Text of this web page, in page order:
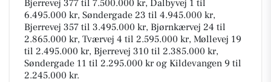
Bjerrevej 377 til 7.500.000 kr, Dalbyvej 1 til
6.495.000 kr, Søndergade 23 til 4.945.000 kr,
Bjerrevej 357 til 3.495.000 kr, Bjørnkærvej 24 til
2.865.000 kr, Tværvej 4 til 2.595.000 kr, Møllevej 19
til 2.495.000 kr, Bjerrevej 310 til 2.385.000 kr,
Søndergade 11 til 2.295.000 kr og Kildevangen 9 til
2.245.000 kr.